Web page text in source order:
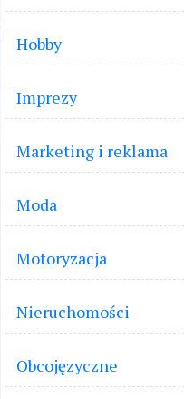
Hobby
Imprezy
Marketing i reklama
Moda
Motoryzacja
Nieruchomości
Obcojęzyczne